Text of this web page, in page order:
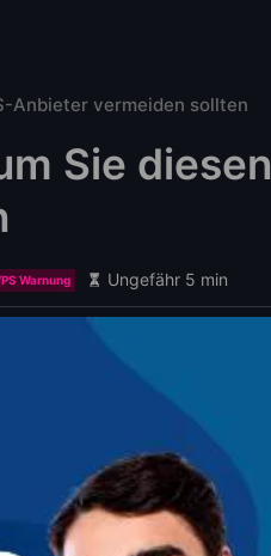
Anbieter vermeiden sollten
Sie diesen
Warnung Ungefähr 5 min